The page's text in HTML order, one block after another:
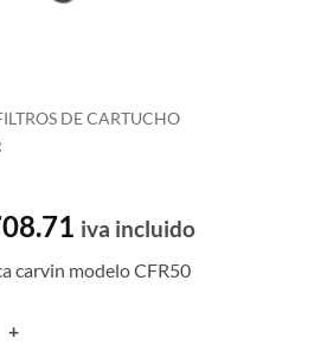
DE CARTUCHO
El
actual
iva incluido
carvin modelo CFR50
+